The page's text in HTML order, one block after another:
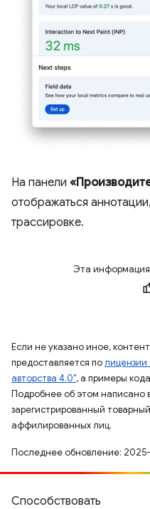
На панели
отображаться
трассировке.
Эта информация
Если не указано иное,
предоставляется по
авторства 4.0", а примеры
Подробнее об этом написано
зарегистрированный
аффилированных лиц.
Последнее обновление:
Способствовать